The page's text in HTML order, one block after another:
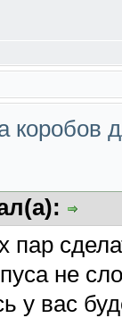
коробов
пар
не
у вас